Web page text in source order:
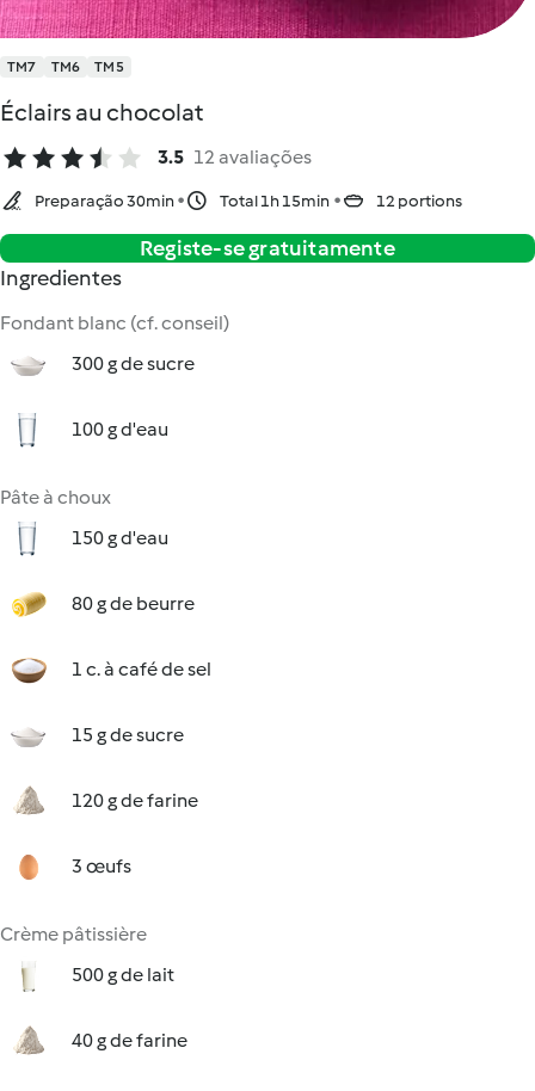
TM7 TM6 TM5
Éclairs au chocolat
3.5 12 avaliações
Preparação 30min Total 1h 15min 12 portions
Registe-se gratuitamente
Ingredientes
Fondant blanc (cf. conseil)
300 g de sucre
100 g d'eau
Pâte à choux
150 g d'eau
80 g de beurre
1 c. à café de sel
15 g de sucre
120 g de farine
3 œufs
Crème pâtissière
500 g de lait
40 g de farine